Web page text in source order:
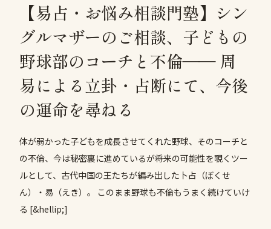
【易占・お悩み相談門塾】シン
グルマザーのご相談、子どもの
野球部のコーチと不倫―― 周
易による立卦・占断にて、今後
の運命を尋ねる
体が弱かった子どもを成長させてくれた野球、そのコーチと
の不倫、今は秘密裏に進めているが――将来の可能性を覗くツー
ルとして、古代中国の王たちが編み出した卜占（ぼくせ
ん）・易（えき）。 このまま野球も不倫もうまく続けていけ
る [&hellip;]